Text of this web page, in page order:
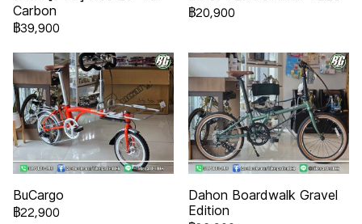
Carbon
฿39,900
฿20,900
BuCargo
฿22,900
Dahon Boardwalk Gravel
Edition